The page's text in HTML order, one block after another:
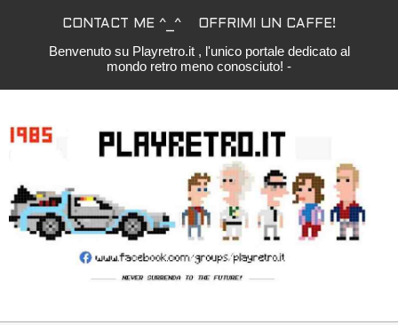
CONTACT ME ^_^ OFFRIMI UN CAFFE!
Benvenuto su Playretro.it , l'unico portale dedicato al
mondo retro meno conosciuto! -